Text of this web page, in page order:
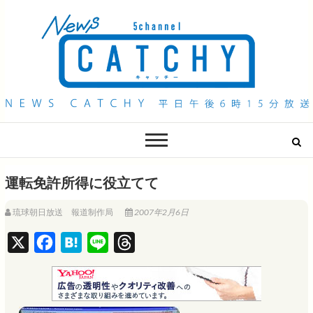
QAB NEWS Headline
運転免許所得に役立てて
琉球朝日放送 報道制作局 2007年2月6日
a
c
e
H
a
t
e
i
n
e
h
r
e